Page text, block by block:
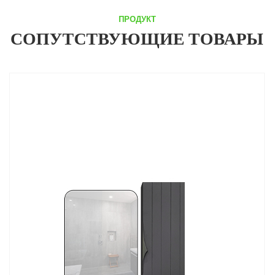
ПРОДУКТ
СОПУТСТВУЮЩИЕ ТОВАРЫ